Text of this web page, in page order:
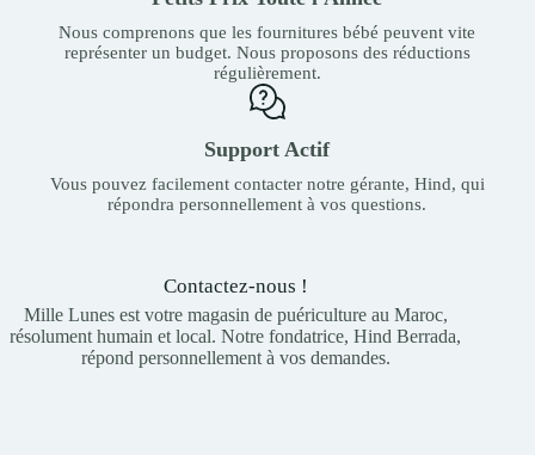
Nous comprenons que les fournitures bébé peuvent vite
représenter un budget. Nous proposons des réductions
régulièrement.
Support Actif
Vous pouvez facilement contacter notre gérante, Hind, qui
répondra personnellement à vos questions.
Contactez-nous !
Mille Lunes est votre magasin de puériculture au Maroc,
résolument humain et local. Notre fondatrice, Hind Berrada,
répond personnellement à vos demandes.